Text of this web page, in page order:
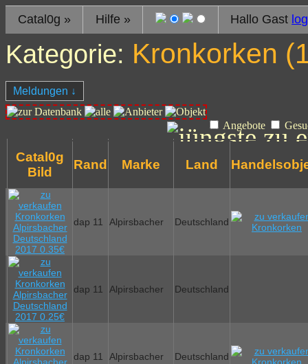
Catal0g » Hilfe » Hallo Gast
Kategorie: Kronkorken (
Meldungen ↓
Angebote
Catal0g
Bild
Rand Marke Land
dap 11 Alpirsbacher Deutschland
dap 11 Alpirsbacher Deutschland
dap 11 Alpirsbacher Deutschland